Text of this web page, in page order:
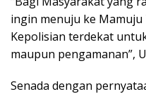
ingin menuju ke
Kepolisian terdekat
maupun pengamanan”,
Senada dengan